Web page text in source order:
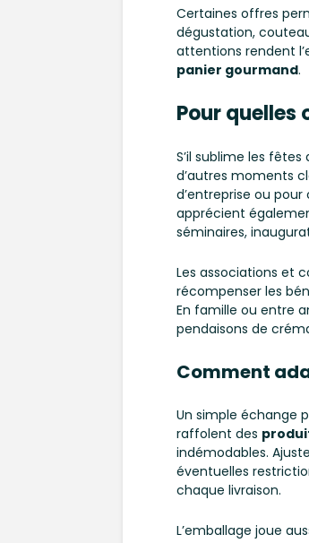
Certaines offres
dégustation,
attentions rendent
panier gourmand.
Pour quelles
S’il sublime les fêtes
d’autres moments
d’entreprise ou
apprécient
séminaires,
Les associations et
récompenser les
En famille ou entre
pendaisons de
Comment
Un simple échange
raffolent des
indémodables.
éventuelles
chaque livraison.
L’emballage joue